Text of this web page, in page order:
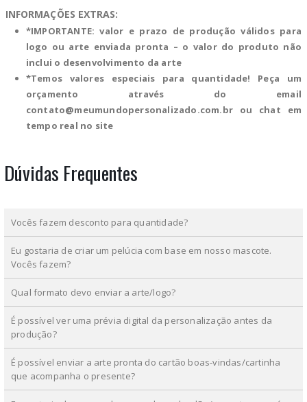
INFORMAÇÕES EXTRAS:
*IMPORTANTE: valor e prazo de produção válidos para
logo ou arte enviada pronta – o valor do produto não
inclui o desenvolvimento da arte
*Temos valores especiais para quantidade! Peça um
orçamento através do email
contato@meumundopersonalizado.com.brou chat em
tempo real no site
Dúvidas Frequentes
Vocês fazem desconto para quantidade?
Eu gostaria de criar um pelúcia com base em nosso mascote.
Vocês fazem?
Qual formato devo enviar a arte/logo?
É possível ver uma prévia digital da personalização antes da
produção?
É possível enviar a arte pronta do cartão boas-vindas/cartinha
que acompanha o presente?